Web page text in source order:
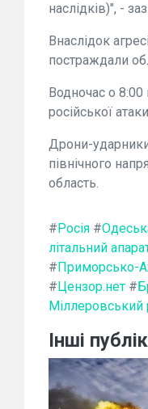
наслідків)", -
Внаслідок
постраждали
Водночас о
російської
Дрони-
північного
область.
# Росія #
літальний
# Приморсько-
# Цензор.нет #
Міллеровський
Інші